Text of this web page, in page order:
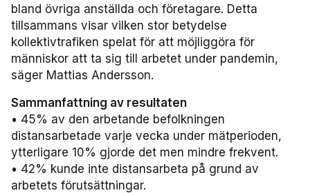
Miljö­nätverket 2022
Tillgänglighets­nätverket 2025
Tillgänglighets­nätverket 2024
Tillgänglighets­nätverket 2023
Tillgänglighets­nätverket 2022
Trafikutvecklar­nätverket 2026
Trafikutvecklar­nätverket 2025
Trafikutvecklar­nätverket 2024
Trafikutvecklar­nätverket 2023
Trafikutvecklar­nätverket 2022
Trygghets­nätverket
Trygghets­nätverket 2026
Trygghets­nätverket 2025
Trygghets­nätverket 2024
Trygghets­nätverket 2023
bland övriga anställda och företagare. Detta
tillsammans visar vilken stor betydelse
kollektivtrafiken spelat för att möjliggöra för
människor att ta sig till arbetet under pandemin,
säger Mattias Andersson.
Sammanfattning av resultaten
• 45% av den arbetande befolkningen
distansarbetade varje vecka under mätperioden,
ytterligare 10% gjorde det men mindre frekvent.
• 42% kunde inte distansarbeta på grund av
arbetets förutsättningar.